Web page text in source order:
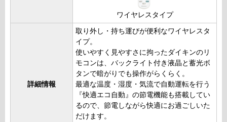
ワイヤレスタイプ
詳細情報
取り外し・持ち運びが便利なワイヤレスタ
イプ。
使いやすく見やすさに拘ったダイキンのリ
モコンは、バックライト付き液晶と蓄光ボ
タンで暗がりでも操作がらくらく。
最適な温度・湿度・気流で自動運転を行う
『快適エコ自動』の節電機能も搭載してい
るので、節電しながら快適にお過ごしいた
だけます。